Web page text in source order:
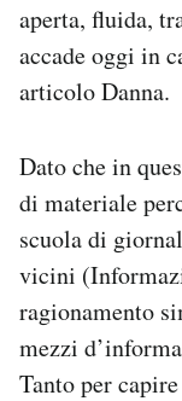
aperta, fluida,
accade oggi in
articolo Danna.
Dato che in
di materiale
scuola di
vicini
ragionamento
mezzi
Tanto per